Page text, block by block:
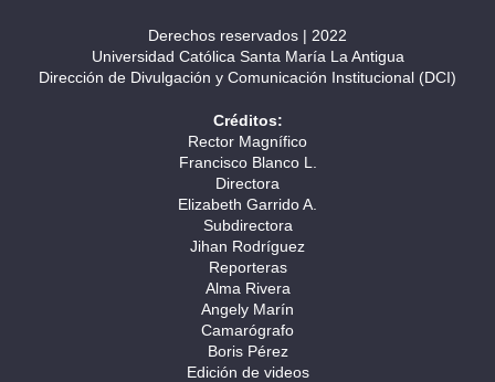
Derechos reservados | 2022
Universidad Católica Santa María La Antigua
Dirección de Divulgación y Comunicación Institucional (DCI)
Créditos:
Rector Magnífico
Francisco Blanco L.
Directora
Elizabeth Garrido A.
Subdirectora
Jihan Rodríguez
Reporteras
Alma Rivera
Angely Marín
Camarógrafo
Boris Pérez
Edición de videos